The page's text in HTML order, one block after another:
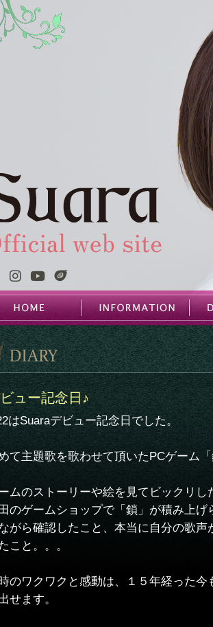
ュー記念日♪
はSuaraデビュー記念日でした。
て主題歌を歌わせて頂いたPCゲーム
ムのストーリーや絵を見てビックリし
のゲームショップで「鎖」が積み上げ
がら確認したこと、本当に自分の歌
こと。。。
のワクワクと感動は、１５年経った今
せます。